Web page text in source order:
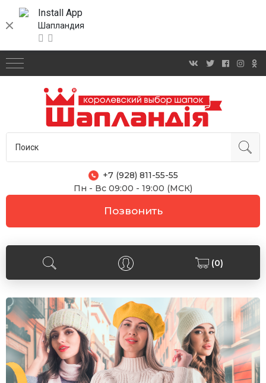
Install App
Шапландия
+7 (928) 811-55-55
Пн - Вс 09:00 - 19:00 (МСК)
Позвонить
(0)